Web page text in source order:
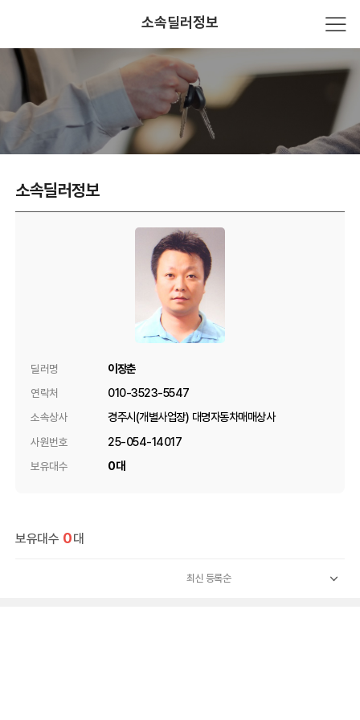
소속딜러정보
소속딜러정보
딜러명 이장춘
연락처 010-3523-5547
소속상사 경주시(개별사업장) 대명자동차매매상사
사원번호 25-054-14017
보유대수 0대
보유대수 0대